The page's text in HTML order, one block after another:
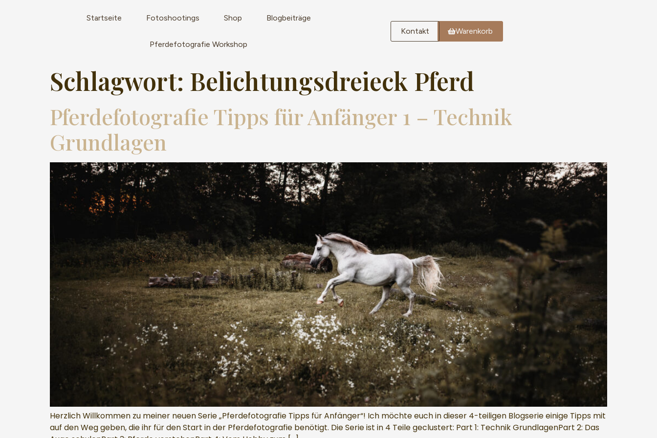
Startseite Fotoshootings Shop Blogbeiträge
Pferdefotografie Workshop
Warenkorb
Kontakt
Schlagwort: Belichtungsdreieck Pferd
Pferdefotografie Tipps für Anfänger 1 – Technik
Grundlagen
Herzlich Willkommen zu meiner neuen Serie „Pferdefotografie Tipps für Anfänger“! Ich möchte euch in dieser 4-teiligen Blogserie einige Tipps mit
auf den Weg geben, die ihr für den Start in der Pferdefotografie benötigt. Die Serie ist in 4 Teile geclustert: Part 1: Technik GrundlagenPart 2: Das